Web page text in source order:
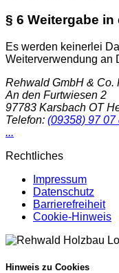
§ 6 Weitergabe in
Es werden keinerlei
Weiterverwendung an
Rehwald GmbH & Co.
An den Furtwiesen 2
97783 Karsbach OT
Telefon: (09358) 97 07
...
Rechtliches
Impressum
Datenschutz
Barrierefreiheit
Cookie-Hinweis
Hinweis zu Cookies